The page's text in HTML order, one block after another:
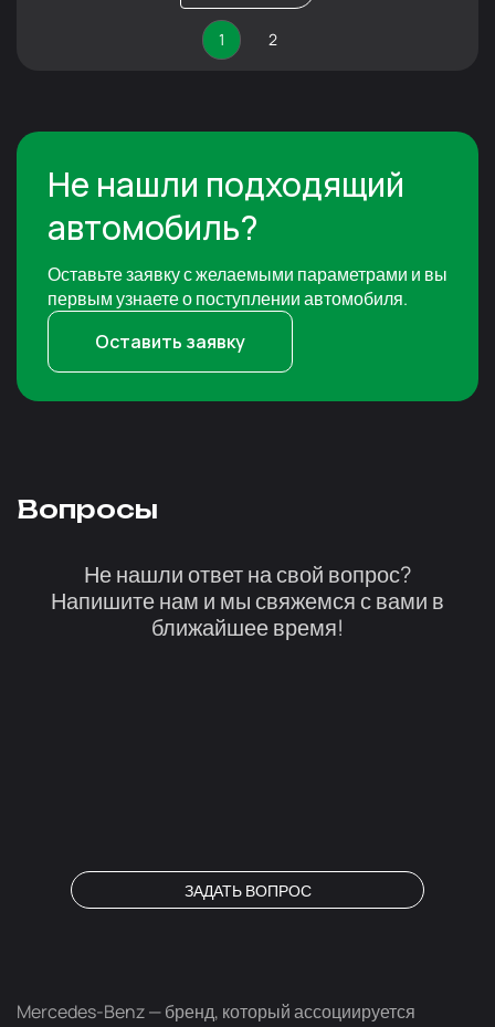
1 2
Не нашли подходящий
автомобиль?
Оставьте заявку с желаемыми параметрами и вы
первым узнаете о поступлении автомобиля.
Оставить заявку
Вопросы
Не нашли ответ на свой вопрос?
Напишите нам и мы свяжемся с вами в
ближайшее время!
ЗАДАТЬ ВОПРОС
Mercedes-Benz — бренд, который ассоциируется